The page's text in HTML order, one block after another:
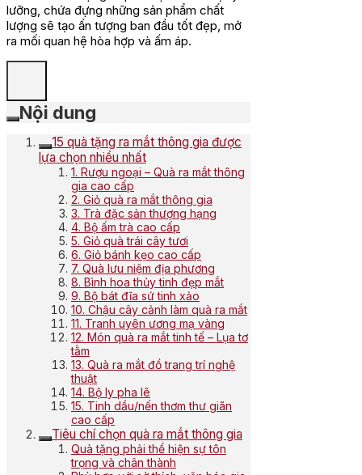
lưỡng, chứa đựng những sản phẩm chất
lượng sẽ tạo ấn tượng ban đầu tốt đẹp, mở
ra mối quan hệ hòa hợp và ấm áp.
Nội dung
15 quà tặng ra mắt thông gia được
lựa chọn nhiều nhất
1. Rượu ngoại – Quà ra mắt thông
gia cao cấp
2. Giỏ quà ra mắt thông gia
3. Trà đặc sản thượng hạng
4. Bộ ấm trà cao cấp
5. Giỏ quà trái cây tươi
6. Giỏ bánh kẹo cao cấp
7. Quà lưu niệm địa phương
8. Bình hoa thủy tinh đẹp mắt
9. Bộ bát đĩa sứ tinh xảo
10. Chậu cây cảnh làm quà ra mắt
11. Tranh uyên ương mạ vàng
12. Món quà ra mắt tinh tế – Lụa tơ
tằm
13. Quà ra mắt đồ trang trí nghệ
thuật
14. Bộ ly pha lê
15. Tinh dầu/nến thơm thư giãn
cao cấp
Tiêu chí chọn quà ra mắt thông gia
Quà tặng phải thể hiện sự tôn
trọng và chân thành